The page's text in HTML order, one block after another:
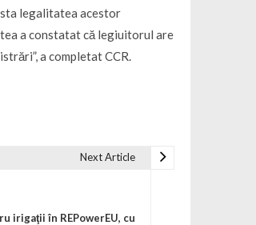
legalitatea acestor
a constatat că legiuitorul are
a completat CCR.
Next Article
irigaţii în REPowerEU, cu